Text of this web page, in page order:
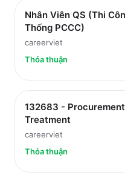
Nhân Viên QS (Thi
Thống PCCC)
careerviet
Thỏa thuận
132683 -
Treatment
careerviet
Thỏa thuận